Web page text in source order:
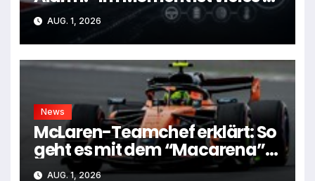
kompliziert”
AUG. 1, 2026
News
McLaren-Teamchef erklärt: So
geht es mit dem “Macarena”-
Flügel weiter
AUG. 1, 2026